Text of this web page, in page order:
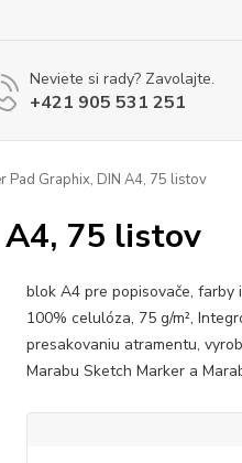
Neviete si rady? Zavolajte.
+421 905 531 251
Pad Graphix, DIN A4, 75 listov
A4, 75 listov
blok A4 pre popisovače,
100% celulóza, 75 g/m²,
presakovaniu atramentu,
Marabu Sketch Marker a